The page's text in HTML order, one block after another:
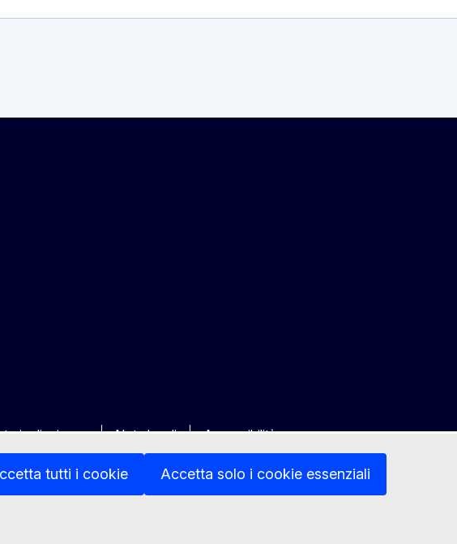
tutti i cookie Accetta solo i cookie essenziali
di privacy Note legali Accessibilità